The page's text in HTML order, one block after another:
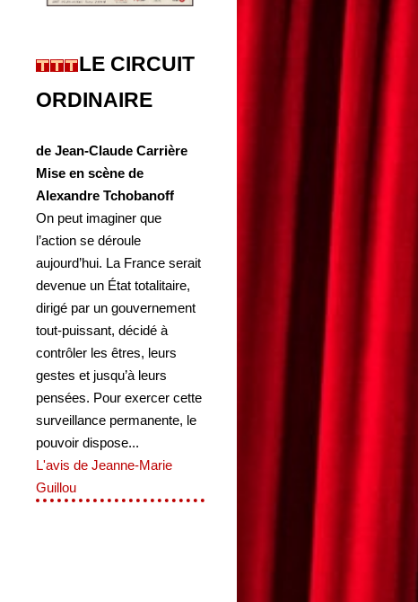
LE CIRCUIT
ORDINAIRE
de Jean-Claude Carrière
Mise en scène de
Alexandre Tchobanoff
On peut imaginer que
l’action se déroule
aujourd’hui. La France serait
devenue un État totalitaire,
dirigé par un gouvernement
tout-puissant, décidé à
contrôler les êtres, leurs
gestes et jusqu’à leurs
pensées. Pour exercer cette
surveillance permanente, le
pouvoir dispose...
L'avis de Jeanne-Marie
Guillou